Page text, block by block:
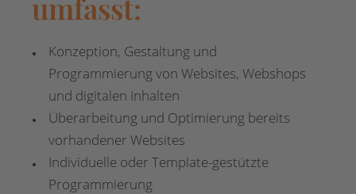
Konzeption, Gestaltung und
Programmierung von Websites, Webshops
und digitalen Inhalten
Überarbeitung und Optimierung bereits
vorhandener Websites
Individuelle oder Template-gestützte
Programmierung